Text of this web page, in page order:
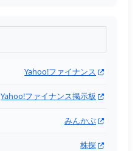
Yahoo!ファイナンス
Yahoo!ファイナンス掲示板
みんかぶ
株探